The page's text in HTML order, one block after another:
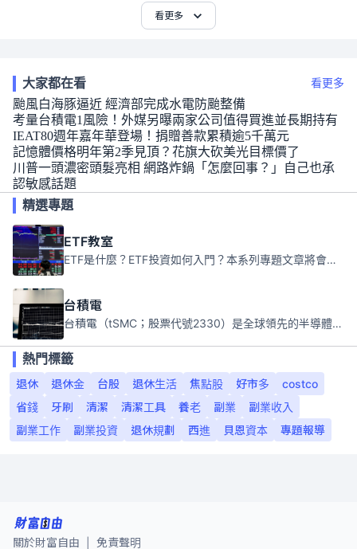
看更多
大家都在看 看更多
颱風白海豚逼近 經濟部完成水電防颱整備
考量台積電1風險！外媒另曝兩家公司值得買進並長期持有
IEAT80週年嘉年華登場！捐贈善款累積逾5千萬元
記憶體價格明年第2季見頂？花旗大砍美光目標價了
川普一頭濃密頭髮亮相 網路炸鍋「怎麼回事？」自己也承
認敏感話題
精選專題
ETF教室
ETF是什麼？ETF投資如何入門？本系列專題文章將會告訴你新手必須知道的ETF基礎知識。
台積電
台積電（tSMC；股票代號2330）是全球領先的半導體代工公司，成立於1987年，總部位於台灣新竹。且已於美國、日本、德國及中國設廠，台積電是全球首家專業積體電路製造服務公司，也是全球最先進和最大規模的半導體代工廠。
熱門標籤
退休
退休金 台股 退休生活 焦點股 好市多
costco
省錢
牙刷 清潔 清潔工具 養老 副業
副業收入
副業工作
副業投資 退休規劃 西進 貝恩資本 專題報導
關於財富自由 免責聲明